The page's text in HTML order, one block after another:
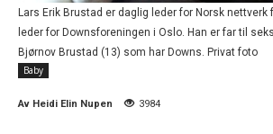
Lars Erik Brustad er daglig leder for Norsk nettverk
leder for Downsforeningen i Oslo. Han er far til
Bjørnov Brustad (13) som har Downs. Privat foto
Baby
Av Heidi Elin Nupen 3984